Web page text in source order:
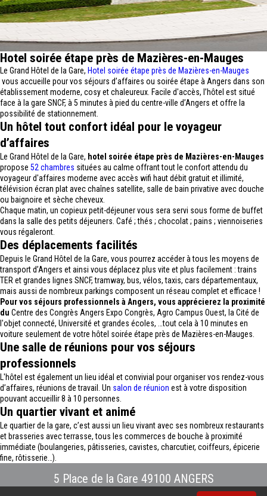
Hotel soirée étape près de Mazières-en-Mauges
Le Grand Hôtel de la Gare, Hotel soirée étape près de Mazières-en-Mauges
vous accueille pour vos séjours d’affaires ou soirée étape à Angers dans son
établissement moderne, cosy et chaleureux. Facile d'accès, l’hôtel est situé
face à la gare SNCF, à 5 minutes à pied du centre-ville d’Angers et offre la
possibilité de stationnement.
Un hôtel tout confort idéal pour le voyageur
d’affaires
Le Grand Hôtel de la Gare, hotel soirée étape près de Mazières-en-Mauges
propose 52 chambres situées au calme offrant tout le confort attendu du
voyageur d'affaires moderne avec accès wifi haut débit gratuit et illimité,
télévision écran plat avec chaînes satellite, salle de bain privative avec douche
ou baignoire et sèche cheveux.
Chaque matin, un copieux petit-déjeuner vous sera servi sous forme de buffet
dans la salle des petits déjeuners. Café ; thés ; chocolat ; pains ; viennoiseries
vous régaleront.
Des déplacements facilités
Depuis le Grand Hôtel de la Gare, vous pourrez accéder à tous les moyens de
transport d’Angers et ainsi vous déplacez plus vite et plus facilement : trains
TER et grandes lignes SNCF, tramway, bus, vélos, taxis, cars départementaux,
mais aussi de nombreux parkings composent un réseau complet et efficace !
Pour vos séjours professionnels à Angers, vous apprécierez la proximité
du Centre des Congrès Angers Expo Congrès, Agro Campus Ouest, la Cité de
l'objet connecté, Université et grandes écoles, …tout cela à 10 minutes en
voiture seulement de votre hôtel soirée étape près de Mazières-en-Mauges.
Une salle de réunions pour vos séjours
professionnels
L'hôtel est également un lieu idéal et convivial pour organiser vos rendez-vous
d’affaires, réunions de travail. Un salon de réunion est à votre disposition
pouvant accueillir 8 à 10 personnes.
Un quartier vivant et animé
Le quartier de la gare, c’est aussi un lieu vivant avec ses nombreux restaurants
et brasseries avec terrasse, tous les commerces de bouche à proximité
immédiate (boulangeries, pâtisseries, cavistes, charcutier, coiffeurs, épicerie
fine, rôtisserie…).
5 Place de la Gare 49100 ANGERS
info@hotel-angers.fr